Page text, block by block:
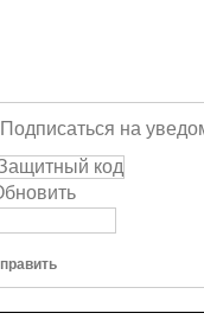
Подписаться на